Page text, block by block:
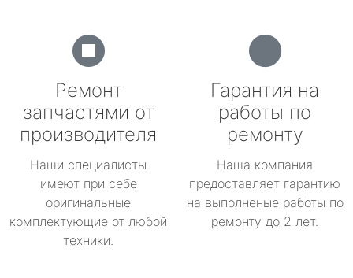
Ремонт
запчастями от
производителя
Наши специалисты
имеют при себе
оригинальные
комплектующие от любой
техники.
Гарантия на
работы по
ремонту
Наша компания
предоставляет гарантию
на выполненые работы по
ремонту до 2 лет.